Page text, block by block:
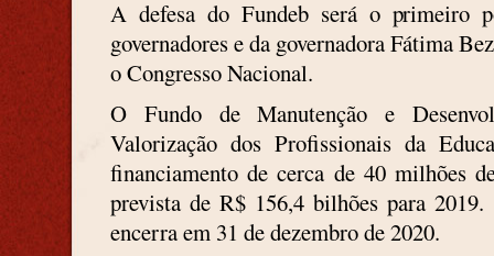
A defesa do Fundeb será o primeiro
governadores e da governadora Fátima
o Congresso Nacional.
O Fundo de Manutenção e
Valorização dos Profissionais da
financiamento de cerca de 40 milhões
prevista de R$ 156,4 bilhões para
encerra em 31 de dezembro de 2020.